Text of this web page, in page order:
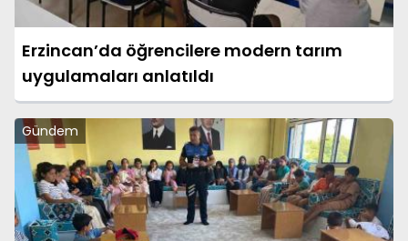
Erzincan’da öğrencilere modern tarım
uygulamaları anlatıldı
Gündem